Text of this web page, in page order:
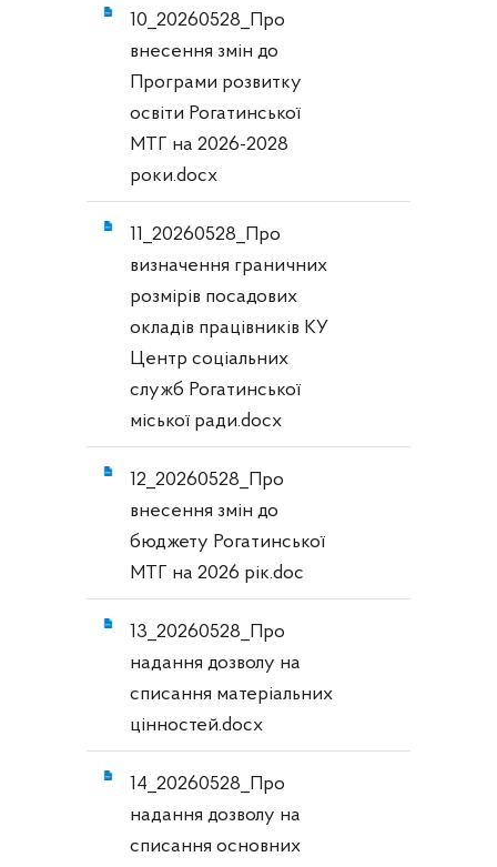
10_20260528_Про
внесення змін до
Програми розвитку
освіти Рогатинської
МТГ на 2026-2028
роки.docx
11_20260528_Про
визначення граничних
розмірів посадових
окладів працівників КУ
Центр соціальних
служб Рогатинської
міської ради.docx
12_20260528_Про
внесення змін до
бюджету Рогатинської
МТГ на 2026 рік.doc
13_20260528_Про
надання дозволу на
списання матеріальних
цінностей.docx
14_20260528_Про
надання дозволу на
списання основних